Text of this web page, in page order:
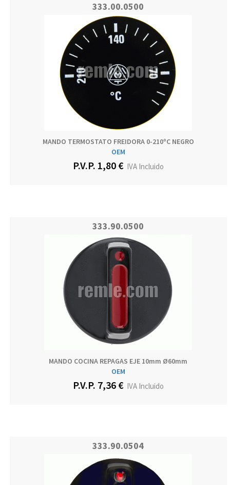
333.00.0500
MANDO TERMOSTATO FREIDORA 0-210ºC NEGRO
OEM
P.V.P. 1,80 €IVA Incluido
333.90.0500
MANDO COCINA REPAGAS EJE 10mm Ø60mm
OEM
P.V.P. 7,36 €IVA Incluido
333.90.0504